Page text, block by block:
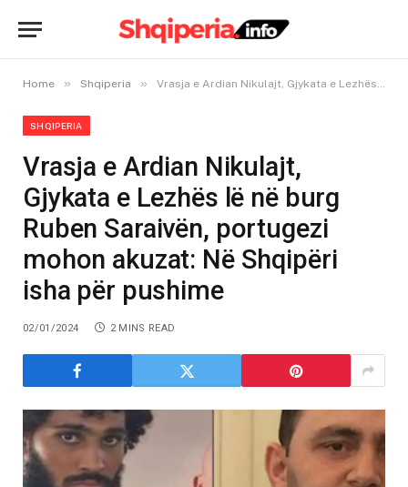
Home » Shqiperia » Vrasja e Ardian Nikulajt, Gjykata e Lezhës lë në burg Ruben Saraivën, portugezi mohon akuzat: Në Shqipëri isha për pushime
SHQIPERIA
Vrasja e Ardian Nikulajt,
Gjykata e Lezhës lë në burg
Ruben Saraivën, portugezi
mohon akuzat: Në Shqipëri
isha për pushime
02/01/2024 2 MINS READ